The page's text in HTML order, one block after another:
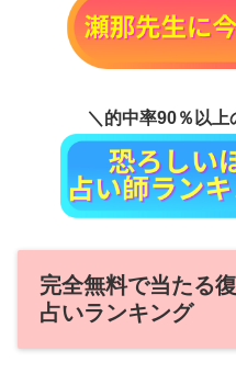
＼的中率90％以上
完全無料で当たる
占いランキング